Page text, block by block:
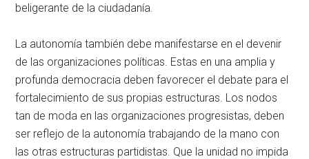
beligerante de la ciudadanía.
La autonomía también debe manifestarse en el devenir
de las organizaciones políticas. Estas en una amplia y
profunda democracia deben favorecer el debate para el
fortalecimiento de sus propias estructuras. Los nodos
tan de moda en las organizaciones progresistas, deben
ser reflejo de la autonomía trabajando de la mano con
las otras estructuras partidistas. Que la unidad no impida